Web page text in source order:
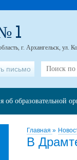
Главная »
В
1
г. Архангельск, ул.
письмо
об образовательной